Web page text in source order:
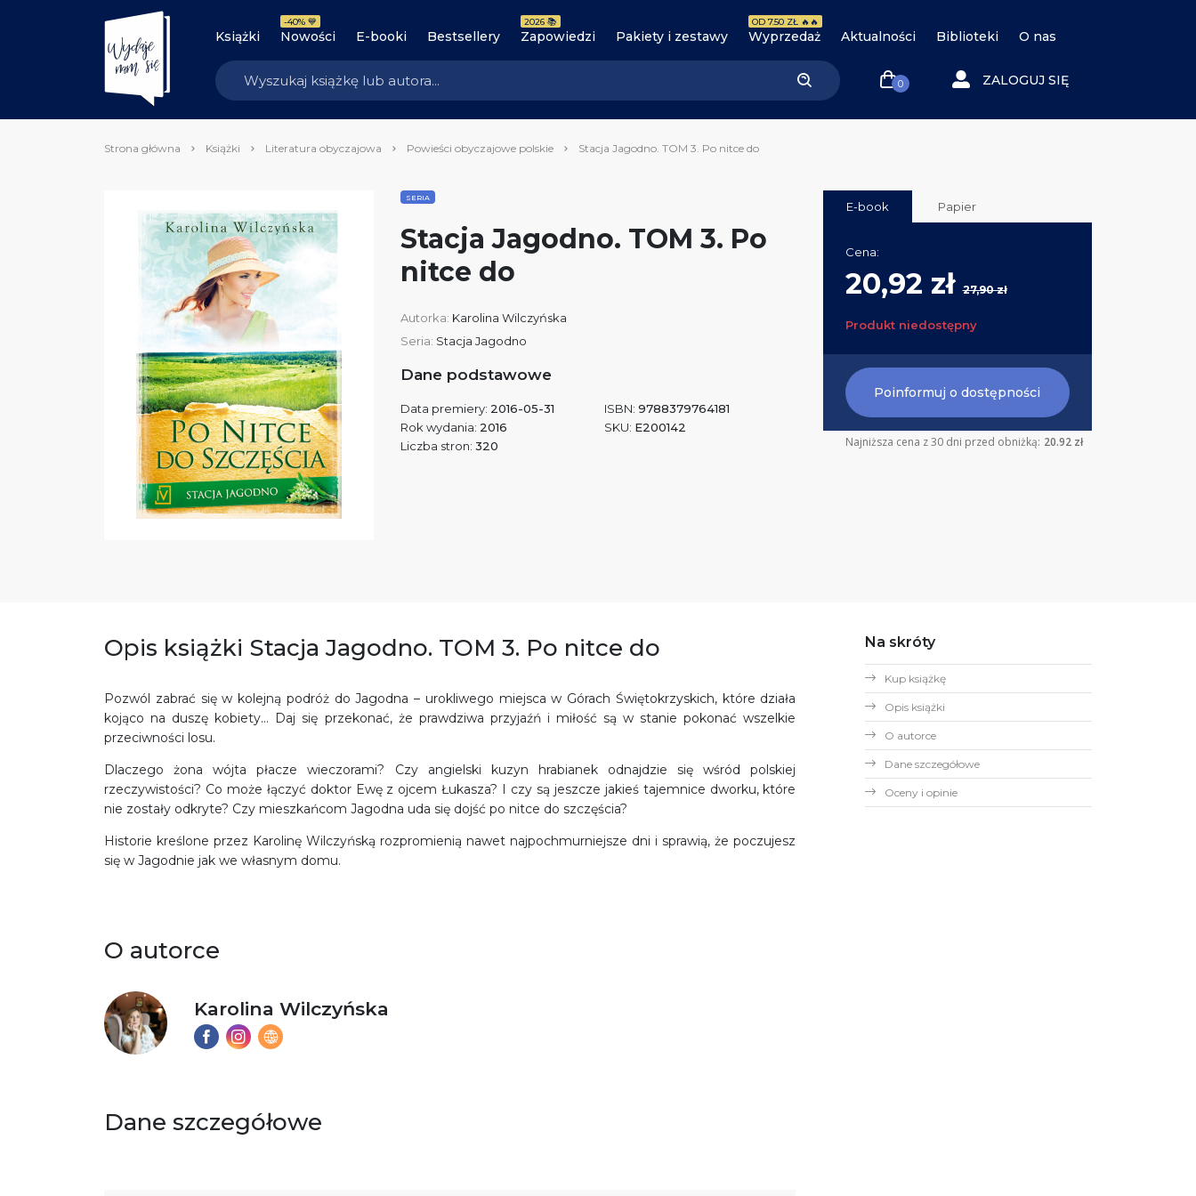
Książki Nowości
-40% 💙
E-booki Bestsellery Zapowiedzi
2026 📚
Pakiety i zestawy Wyprzedaż
OD 7.50 ZŁ 🔥🔥
Aktualności Biblioteki O nas
0 ZALOGUJ SIĘ
Strona główna Książki Literatura obyczajowa Powieści obyczajowe polskie Stacja Jagodno. TOM 3. Po nitce do
SERIA
Stacja Jagodno. TOM 3. Po
nitce do
Autorka: Karolina Wilczyńska
Seria: Stacja Jagodno
Dane podstawowe
Data premiery: 2016-05-31
Rok wydania: 2016
Liczba stron: 320
ISBN: 9788379764181
SKU: E200142
E-book Papier
Cena:
20,92 zł27,90 zł
Produkt niedostępny
Poinformuj o dostępności
Najniższa cena z 30 dni przed obniżką: 20.92 zł
Opis książki Stacja Jagodno. TOM 3. Po nitce do
Pozwól zabrać się w kolejną podróż do Jagodna – urokliwego miejsca w Górach Świętokrzyskich, które działa
kojąco na duszę kobiety… Daj się przekonać, że prawdziwa przyjaźń i miłość są w stanie pokonać wszelkie
przeciwności losu.
Dlaczego żona wójta płacze wieczorami? Czy angielski kuzyn hrabianek odnajdzie się wśród polskiej
rzeczywistości? Co może łączyć doktor Ewę z ojcem Łukasza? I czy są jeszcze jakieś tajemnice dworku, które
nie zostały odkryte? Czy mieszkańcom Jagodna uda się dojść po nitce do szczęścia?
Historie kreślone przez Karolinę Wilczyńską rozpromienią nawet najpochmurniejsze dni i sprawią, że poczujesz
się w Jagodnie jak we własnym domu.
O autorce
Karolina Wilczyńska
Dane szczegółowe
Na skróty
Kup książkę
Opis książki
O autorce
Dane szczegółowe
Oceny i opinie